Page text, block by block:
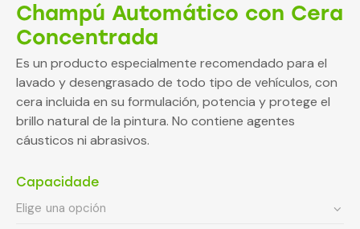
Champú Automático con Cera
Concentrada
Es un producto especialmente recomendado para el
lavado y desengrasado de todo tipo de vehículos, con
cera incluida en su formulación, potencia y protege el
brillo natural de la pintura. No contiene agentes
cáusticos ni abrasivos.
Capacidade